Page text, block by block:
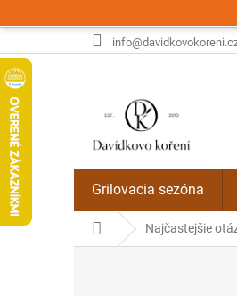
na
Grilovacia sezóna
DomovNajčastejšie